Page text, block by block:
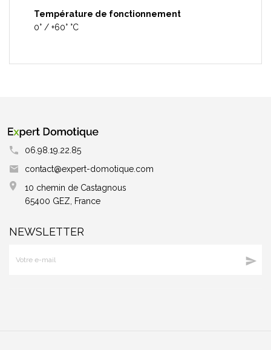
Température de fonctionnement
0° / +60° °C
06.98.19.22.85
contact@expert-domotique.com
10 chemin de Castagnous
65400 GEZ, France
NEWSLETTER
